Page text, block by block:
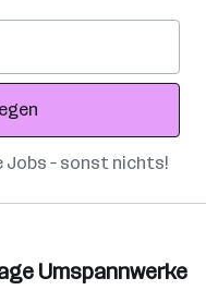
Jobs – sonst nichts!
Umspannwerke